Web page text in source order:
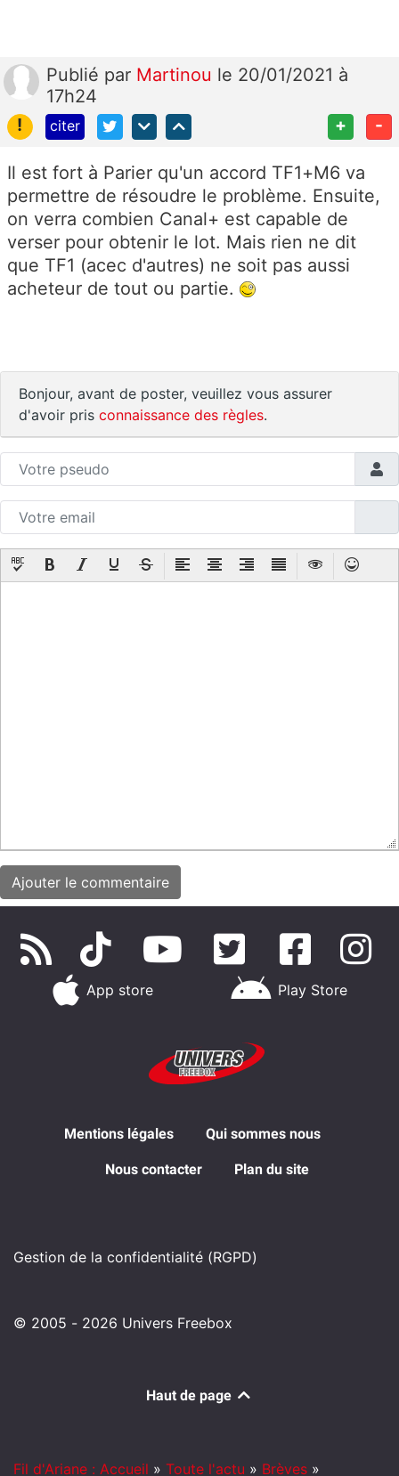
Publié par Martinou le 20/01/2021 à
17h24
!
citer + -
Il est fort à Parier qu'un accord TF1+M6 va
permettre de résoudre le problème. Ensuite,
on verra combien Canal+ est capable de
verser pour obtenir le lot. Mais rien ne dit
que TF1 (acec d'autres) ne soit pas aussi
acheteur de tout ou partie.
Bonjour, avant de poster, veuillez vous assurer
d'avoir pris connaissance des règles.
App store Play Store
Mentions légales Qui sommes nous
Nous contacter Plan du site
Gestion de la confidentialité (RGPD)
© 2005 - 2026 Univers Freebox
Haut de page
Fil d'Ariane : Accueil » Toute l'actu » Brèves »